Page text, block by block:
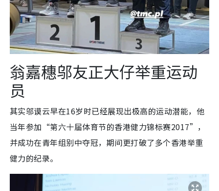
翁嘉穗邬友正大仔举重运动
员
其实邬谟云早在16岁时已经展现出极高的运动潜能，他
当年参加“第六十届体育节的香港健力锦标赛2017”，
并成功在青年组别中夺冠，期间更打破了多个香港举重
健力的纪录。